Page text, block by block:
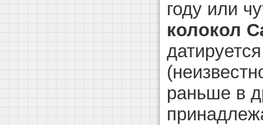
году или
колокол
раньше в